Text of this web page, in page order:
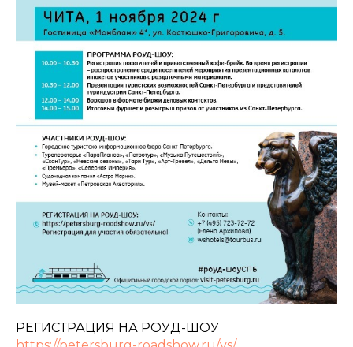
РЕГИСТРАЦИЯ НА РОУД-ШОУ